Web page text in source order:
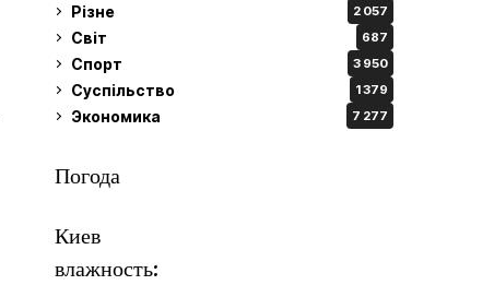
Різне 2 057
Світ 687
Спорт 3 950
Суспільство 1 379
Экономика 7 277
Погода
Киев
влажность: